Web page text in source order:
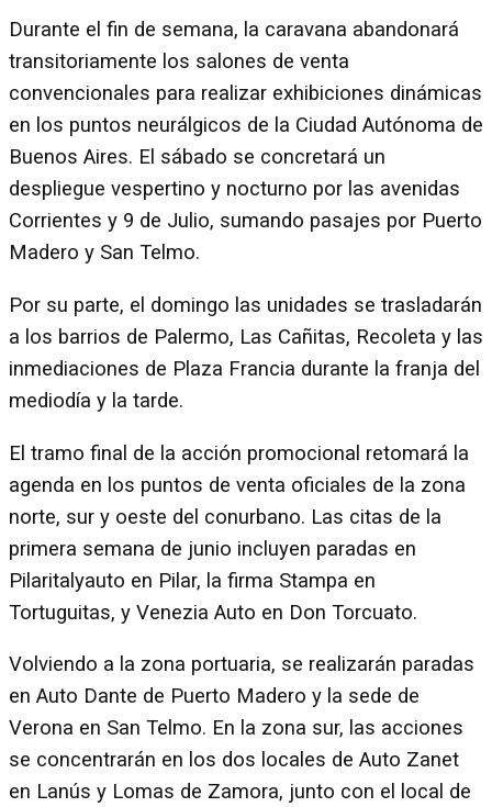
Durante el fin de semana, la caravana abandonará
transitoriamente los salones de venta
convencionales para realizar exhibiciones dinámicas
en los puntos neurálgicos de la Ciudad Autónoma de
Buenos Aires. El sábado se concretará un
despliegue vespertino y nocturno por las avenidas
Corrientes y 9 de Julio, sumando pasajes por Puerto
Madero y San Telmo.
Por su parte, el domingo las unidades se trasladarán
a los barrios de Palermo, Las Cañitas, Recoleta y las
inmediaciones de Plaza Francia durante la franja del
mediodía y la tarde.
El tramo final de la acción promocional retomará la
agenda en los puntos de venta oficiales de la zona
norte, sur y oeste del conurbano. Las citas de la
primera semana de junio incluyen paradas en
Pilaritalyauto en Pilar, la firma Stampa en
Tortuguitas, y Venezia Auto en Don Torcuato.
Volviendo a la zona portuaria, se realizarán paradas
en Auto Dante de Puerto Madero y la sede de
Verona en San Telmo. En la zona sur, las acciones
se concentrarán en los dos locales de Auto Zanet
en Lanús y Lomas de Zamora, junto con el local de